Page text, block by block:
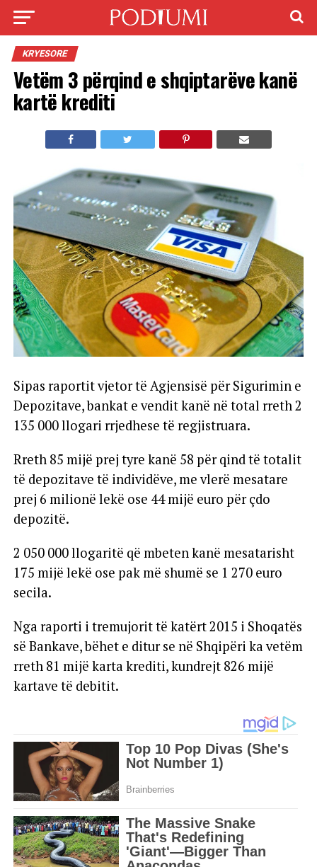
KRYESORE
Vetëm 3 përqind e shqiptarëve kanë
kartë krediti
Sipas raportit vjetor të Agjensisë për Sigurimin e
Depozitave, bankat e vendit kanë në total rreth 2
135 000 llogari rrjedhese të regjistruara.
Rreth 85 mijë prej tyre kanë 58 për qind të totalit
të depozitave të individëve, me vlerë mesatare
prej 6 milionë lekë ose 44 mijë euro për çdo
depozitë.
2 050 000 llogaritë që mbeten kanë mesatarisht
175 mijë lekë ose pak më shumë se 1 270 euro
secila.
Nga raporti i tremujorit të katërt 2015 i Shoqatës
së Bankave, bëhet e ditur se në Shqipëri ka vetëm
rreth 81 mijë karta krediti, kundrejt 826 mijë
kartave të debitit.